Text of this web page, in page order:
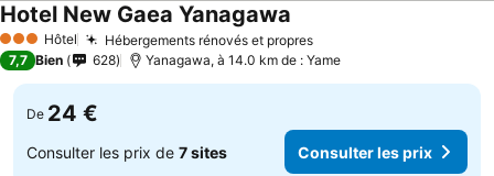
3 ÉtoilesHôtel Hébergements rénovés et propresConsulter les prix
Hotel New Gaea Yanagawa
7,7 Bien 628 Yanagawa, à 14.0 km de : Yame
De 24 €
Consulter les prix de 7 sites Consulter les prix